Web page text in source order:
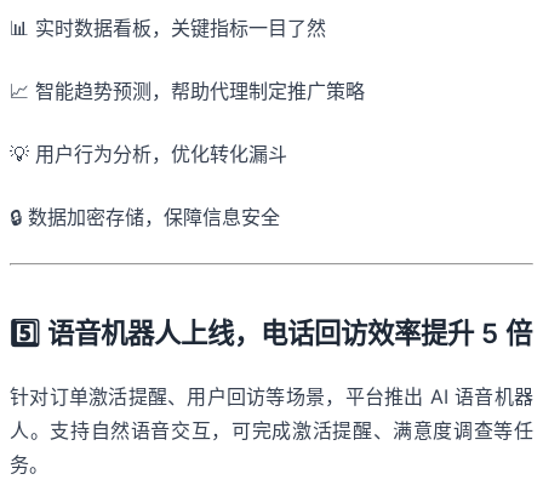
📊 实时数据看板，关键指标一目了然
📈 智能趋势预测，帮助代理制定推广策略
💡 用户行为分析，优化转化漏斗
🔒 数据加密存储，保障信息安全
5️⃣ 语音机器人上线，电话回访效率提升 5 倍
针对订单激活提醒、用户回访等场景，平台推出 AI 语音机器
人。支持自然语音交互，可完成激活提醒、满意度调查等任
务。